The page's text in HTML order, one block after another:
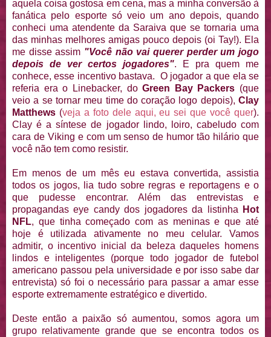
aquela coisa gostosa em cena, mas a minha conversão à
fanática pelo esporte só veio um ano depois, quando
conheci uma atendente da Saraiva que se tornaria uma
das minhas melhores amigas pouco depois (oi Tay!). Ela
me disse assim "Você não vai querer perder um jogo
depois de ver certos jogadores". E pra quem me
conhece, esse incentivo bastava. O jogador a que ela se
referia era o Linebacker, doGreen Bay Packers (que
veio a se tornar meu time do coração logo depois), Clay
Matthews (veja a foto dele aqui, eu sei que você quer).
Clay é a síntese de jogador lindo, loiro, cabeludo com
cara de Viking e com um senso de humor tão hilário que
você não tem como resistir.
Em menos de um mês eu estava convertida, assistia
todos os jogos, lia tudo sobre regras e reportagens e o
que pudesse encontrar. Além das entrevistas e
propagandas eye candy dos jogadores da listinha Hot
NFL, que tinha começado com as meninas e que até
hoje é utilizada ativamente no meu celular. Vamos
admitir, o incentivo inicial da beleza daqueles homens
lindos e inteligentes (porque todo jogador de futebol
americano passou pela universidade e por isso sabe dar
entrevista) só foi o necessário para passar a amar esse
esporte extremamente estratégico e divertido.
Deste então a paixão só aumentou, somos agora um
grupo relativamente grande que se encontra todos os